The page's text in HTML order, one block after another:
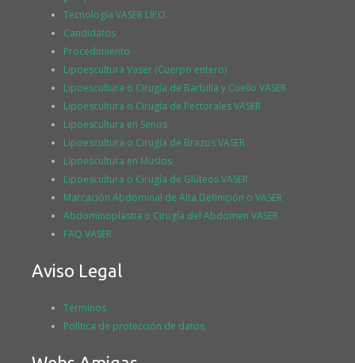
Tecnología VASER LIPO
Candidatos
Procedimiento
Lipoescultura Vaser (Cuerpo entero)
Lipoescultura o Cirugía de Barbilla y Cuello VASER
Lipoescultura o Cirugía de Pectorales VASER
Lipoescultura en Senos
Lipoescultura o Cirugía de Brazos VASER
Lipoescultura en Muslos
Lipoescultura o Cirugía de Glúteos VASER
Marcación Abdominal de Alta Definición o VASER
Abdominoplastia o Cirugía del Abdomen VASER
FAQ VASER
Aviso Legal
Términos
Política de protección de datos